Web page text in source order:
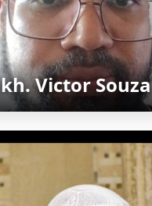
Victor Souza